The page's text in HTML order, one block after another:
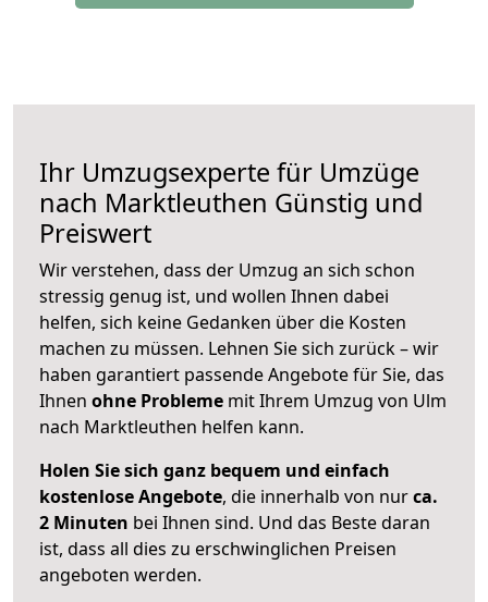
Ihr Umzugsexperte für Umzüge
nach Marktleuthen Günstig und
Preiswert
Wir verstehen, dass der Umzug an sich schon
stressig genug ist, und wollen Ihnen dabei
helfen, sich keine Gedanken über die Kosten
machen zu müssen. Lehnen Sie sich zurück – wir
haben garantiert passende Angebote für Sie, das
Ihnen ohne Probleme mit Ihrem Umzug von Ulm
nach Marktleuthen helfen kann.
Holen Sie sich ganz bequem und einfach
kostenlose Angebote, die innerhalb von nurca.
2 Minuten bei Ihnen sind. Und das Beste daran
ist, dass all dies zu erschwinglichen Preisen
angeboten werden.